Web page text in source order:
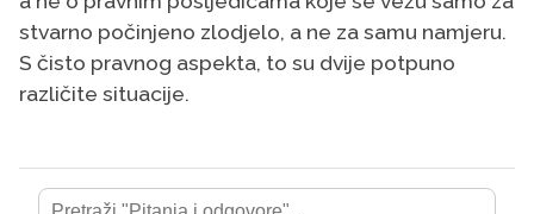
stvarno počinjeno zlodjelo, a ne za samu namjeru.
S čisto pravnog aspekta, to su dvije potpuno
različite situacije.